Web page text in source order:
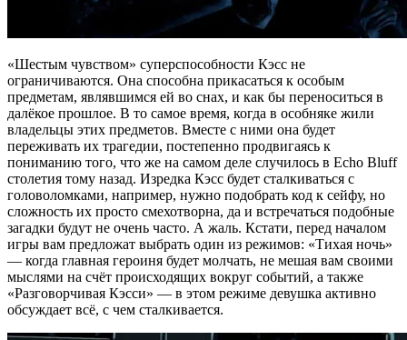
«Шестым чувством» суперспособности Кэсс не
ограничиваются. Она способна прикасаться к особым
предметам, являвшимся ей во снах, и как бы переноситься в
далёкое прошлое. В то самое время, когда в особняке жили
владельцы этих предметов. Вместе с ними она будет
переживать их трагедии, постепенно продвигаясь к
пониманию того, что же на самом деле случилось в Echo Bluff
столетия тому назад. Изредка Кэсс будет сталкиваться с
головоломками, например, нужно подобрать код к сейфу, но
сложность их просто смехотворна, да и встречаться подобные
загадки будут не очень часто. А жаль. Кстати, перед началом
игры вам предложат выбрать один из режимов: «Тихая ночь»
— когда главная героиня будет молчать, не мешая вам своими
мыслями на счёт происходящих вокруг событий, а также
«Разговорчивая Кэсси» — в этом режиме девушка активно
обсуждает всё, с чем сталкивается.